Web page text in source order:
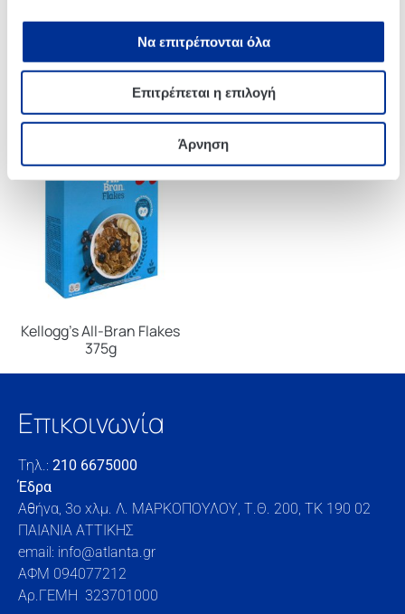
Να επιτρέπονται όλα
Επιτρέπεται η επιλογή
Άρνηση
Kellogg’s Extra Roasted
Almonds & Honey bar 4x32g
KELLOGG’S KRAVE CHOCO
NUT 410g
Kellogg’s All-Bran Flakes
375g
Επικοινωνία
Τηλ.: 210 6675000
Έδρα
Αθήνα, 3o xλμ. Λ. ΜΑΡΚΟΠΟΥΛΟΥ, Τ.Θ. 200, TK 190 02
ΠΑΙΑΝΙΑ ΑΤΤΙΚΗΣ
email: info@atlanta.gr
ΑΦΜ 094077212
Αρ.ΓΕΜΗ 323701000